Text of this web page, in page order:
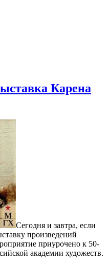
Карена
Сегодня и завтра, если
произведений
приурочено к 50-
академии художеств.